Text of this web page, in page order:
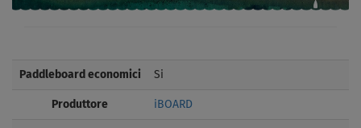
Paddleboard economici Si
Produttore iBOARD